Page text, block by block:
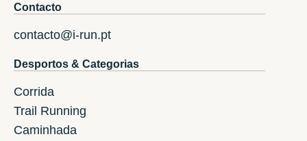
Contacto
contacto@i-run.pt
Desportos & Categorias
Corrida
Trail Running
Caminhada